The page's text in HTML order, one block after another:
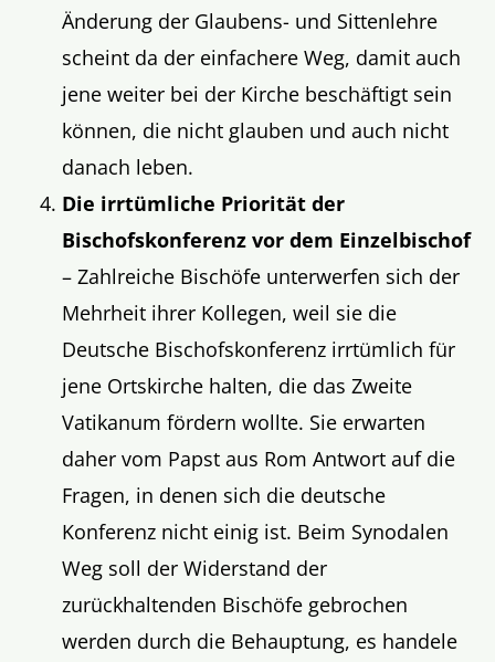
Änderung der Glaubens- und Sittenlehre
scheint da der einfachere Weg, damit auch
jene weiter bei der Kirche beschäftigt sein
können, die nicht glauben und auch nicht
danach leben.
Die irrtümliche Priorität der
Bischofskonferenz vor dem Einzelbischof
– Zahlreiche Bischöfe unterwerfen sich der
Mehrheit ihrer Kollegen, weil sie die
Deutsche Bischofskonferenz irrtümlich für
jene Ortskirche halten, die das Zweite
Vatikanum fördern wollte. Sie erwarten
daher vom Papst aus Rom Antwort auf die
Fragen, in denen sich die deutsche
Konferenz nicht einig ist. Beim Synodalen
Weg soll der Widerstand der
zurückhaltenden Bischöfe gebrochen
werden durch die Behauptung, es handele